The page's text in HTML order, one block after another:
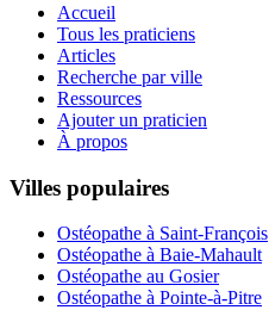
Accueil
Tous les praticiens
Articles
Recherche par ville
Ressources
Ajouter un praticien
À propos
Villes populaires
Ostéopathe à Saint-François
Ostéopathe à Baie-Mahault
Ostéopathe au Gosier
Ostéopathe à Pointe-à-Pitre